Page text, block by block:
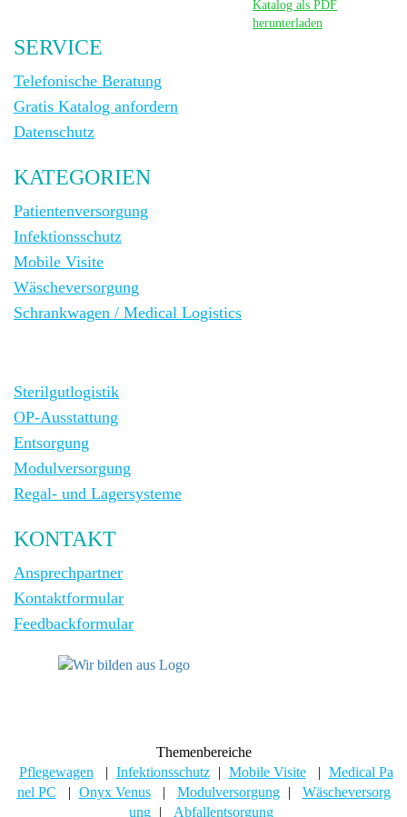
Katalog als PDF
herunterladen
SERVICE
Telefonische Beratung
Gratis Katalog anfordern
Datenschutz
KATEGORIEN
Patientenversorgung
Infektionsschutz
Mobile Visite
Wäscheversorgung
Schrankwagen / Medical Logistics
Sterilgutlogistik
OP-Ausstattung
Entsorgung
Modulversorgung
Regal- und Lagersysteme
KONTAKT
Ansprechpartner
Kontaktformular
Feedbackformular
Themenbereiche
Pflegewagen
Infektionsschutz Mobile Visite
Medical Pa
nel PC
Onyx Venus Modulversorgung
Wäscheversorg
ung
Abfallentsorgung